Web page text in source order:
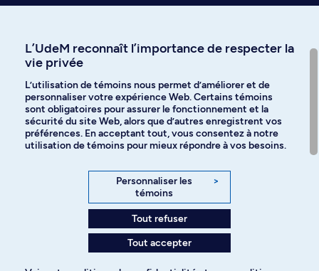
Langues
Facebook Instagram
TikTok YouTube
Politique de confidentialité
L’UdeM reconnaît l’importance de respecter la
vie privée
L’utilisation de témoins nous permet d’améliorer et de
personnaliser votre expérience Web. Certains témoins
sont obligatoires pour assurer le fonctionnement et la
sécurité du site Web, alors que d’autres enregistrent vos
préférences. En acceptant tout, vous consentez à notre
utilisation de témoins pour mieux répondre à vos besoins.
Personnaliser les
témoins
>
Tout refuser
Tout accepter